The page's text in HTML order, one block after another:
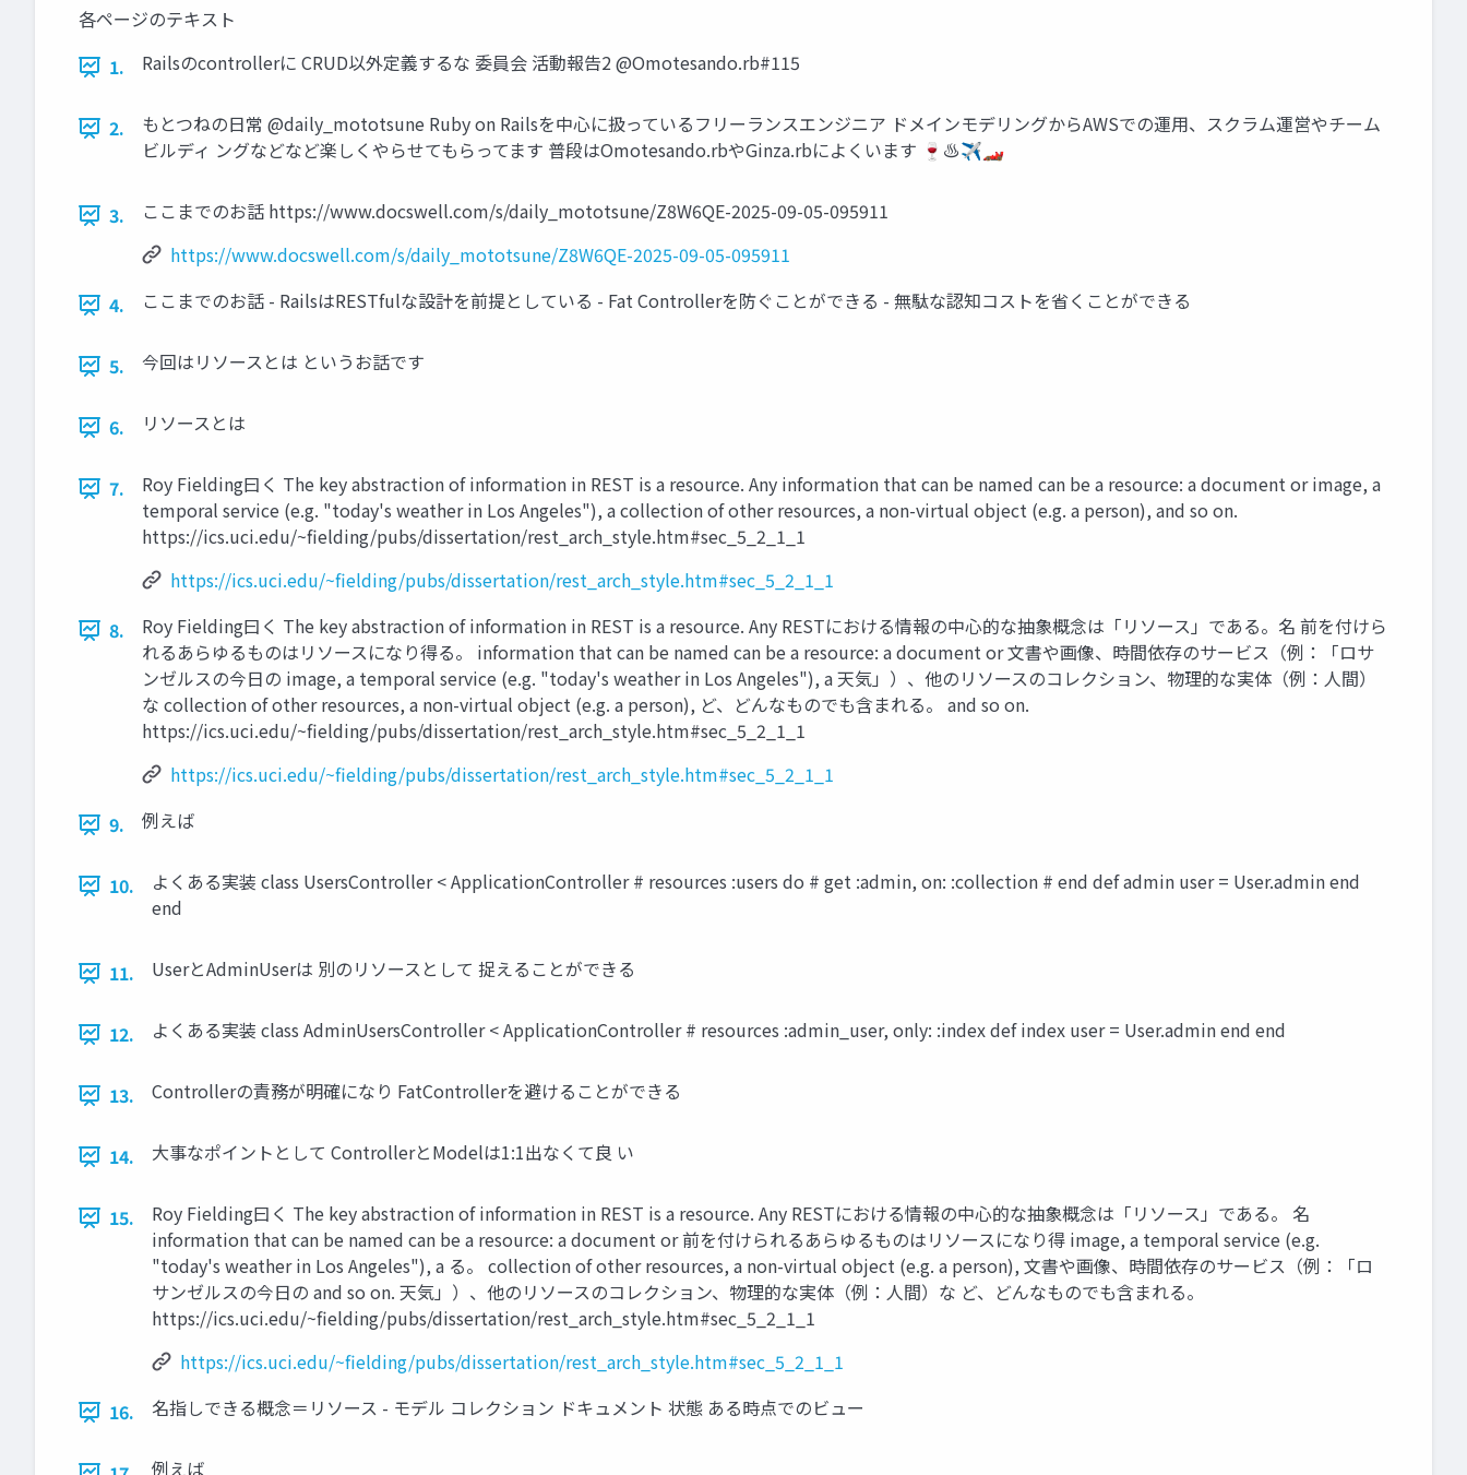
各ページのテキスト
1.
Railsのcontrollerに CRUD以外定義するな 委員会 活動報告2 @Omotesando.rb#115
2.
もとつねの日常 @daily_mototsune Ruby on Railsを中心に扱っているフリーランスエンジニア ドメインモデリングからAWSでの運用、スクラム運営やチーム
ビルディ ングなどなど楽しくやらせてもらってます 普段はOmotesando.rbやGinza.rbによくいます 🍷♨✈🏎
3.
ここまでのお話 https://www.docswell.com/s/daily_mototsune/Z8W6QE-2025-09-05-095911
https://www.docswell.com/s/daily_mototsune/Z8W6QE-2025-09-05-095911
4.
ここまでのお話 - RailsはRESTfulな設計を前提としている - Fat Controllerを防ぐことができる - 無駄な認知コストを省くことができる
5. 今回はリソースとは というお話です
6. リソースとは
7.
Roy Fielding曰く The key abstraction of information in REST is a resource. Any information that can be named can be a resource: a document or image, a
temporal service (e.g. "today's weather in Los Angeles"), a collection of other resources, a non-virtual object (e.g. a person), and so on.
https://ics.uci.edu/~fielding/pubs/dissertation/rest_arch_style.htm#sec_5_2_1_1
https://ics.uci.edu/~fielding/pubs/dissertation/rest_arch_style.htm#sec_5_2_1_1
8.
Roy Fielding曰く The key abstraction of information in REST is a resource. Any RESTにおける情報の中心的な抽象概念は「リソース」である。名 前を付けら
れるあらゆるものはリソースになり得る。 information that can be named can be a resource: a document or 文書や画像、時間依存のサービス（例：「ロサ
ンゼルスの今日の image, a temporal service (e.g. "today's weather in Los Angeles"), a 天気」）、他のリソースのコレクション、物理的な実体（例：人間）
な collection of other resources, a non-virtual object (e.g. a person), ど、どんなものでも含まれる。 and so on.
https://ics.uci.edu/~fielding/pubs/dissertation/rest_arch_style.htm#sec_5_2_1_1
https://ics.uci.edu/~fielding/pubs/dissertation/rest_arch_style.htm#sec_5_2_1_1
9.
例えば
10.
よくある実装 class UsersController < ApplicationController # resources :users do # get :admin, on: :collection # end def admin user = User.admin end
end
11. UserとAdminUserは 別のリソースとして 捉えることができる
12. よくある実装 class AdminUsersController < ApplicationController # resources :admin_user, only: :index def index user = User.admin end end
13. Controllerの責務が明確になり FatControllerを避けることができる
14. 大事なポイントとして ControllerとModelは1:1出なくて良 い
15.
Roy Fielding曰く The key abstraction of information in REST is a resource. Any RESTにおける情報の中心的な抽象概念は「リソース」である。 名
information that can be named can be a resource: a document or 前を付けられるあらゆるものはリソースになり得 image, a temporal service (e.g.
"today's weather in Los Angeles"), a る。 collection of other resources, a non-virtual object (e.g. a person), 文書や画像、時間依存のサービス（例：「ロ
サンゼルスの今日の and so on. 天気」）、他のリソースのコレクション、物理的な実体（例：人間）な ど、どんなものでも含まれる。
https://ics.uci.edu/~fielding/pubs/dissertation/rest_arch_style.htm#sec_5_2_1_1
https://ics.uci.edu/~fielding/pubs/dissertation/rest_arch_style.htm#sec_5_2_1_1
16.
名指しできる概念＝リソース - モデル コレクション ドキュメント 状態 ある時点でのビュー
例えば